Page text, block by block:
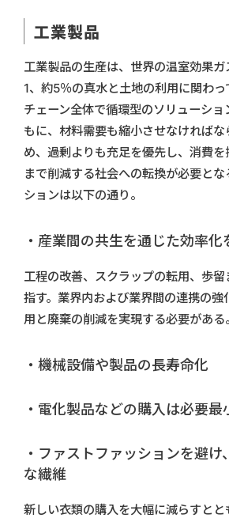
工業製品
工業製品の生産は、世界の温室効果
1、約5％の真水と土地の利用に関わ
チェーン全体で循環型のソリューショ
もに、材料需要も縮小させなければな
め、過剰よりも充足を優先し、消費
まで削減する社会への転換が必要と
ションは以下の通り。
・産業間の共生を通じた効率化
工程の改善、スクラップの転用、歩
指す。業界内および業界間の連携の強
用と廃棄の削減を実現する必要がある。
・機械設備や製品の長寿命化
・電化製品などの購入は必要最
・ファストファッションを避け
な繊維
新しい衣類の購入を大幅に減らすと